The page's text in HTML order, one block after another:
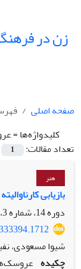
زن در
صفحه اصلی
کلیدواژه‌ها =
تعداد مقالات:
1
هنر
بازیابی
دوره 14، شماره 3، پاییز 1401، صفحه
شیوا مسعودی،
چکیده